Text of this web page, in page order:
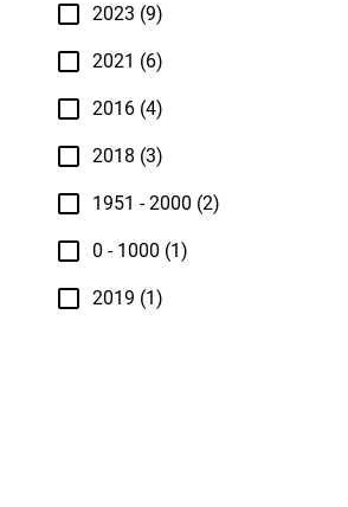
2023 (9)
2021 (6)
2016 (4)
2018 (3)
1951 - 2000 (2)
0 - 1000 (1)
2019 (1)